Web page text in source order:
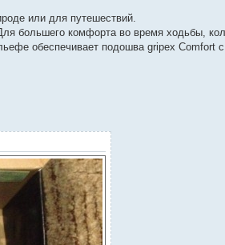
или для путешествий.
большего комфорта во время ходьбы,
обеспечивает подошва gripex Comfort